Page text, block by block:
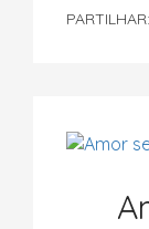
PARTILHAR: